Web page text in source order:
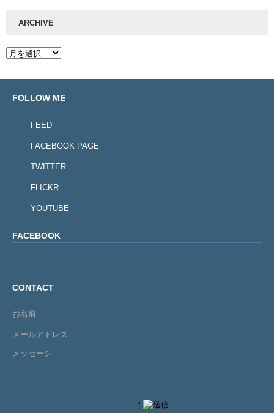
ARCHIVE
FOLLOW ME
FEED
FACEBOOK PAGE
TWITTER
FLICKR
YOUTUBE
FACEBOOK
CONTACT